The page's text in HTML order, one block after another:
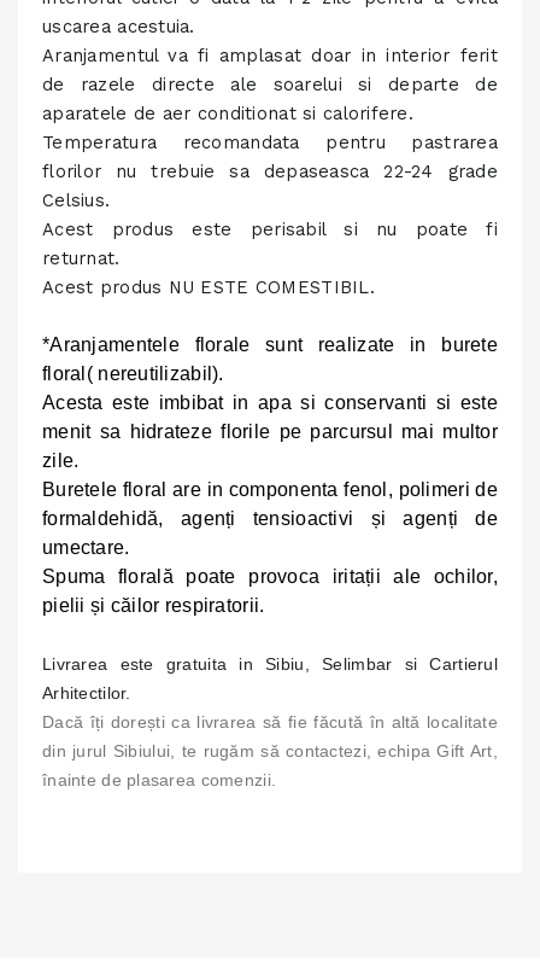
uscarea acestuia.
Aranjamentul va fi amplasat doar in interior ferit
de razele directe ale soarelui si departe de
aparatele de aer conditionat si calorifere.
Temperatura recomandata pentru pastrarea
florilor nu trebuie sa depaseasca 22-24 grade
Celsius.
Acest produs este perisabil si nu poate fi
returnat.
Acest produs NU ESTE COMESTIBIL.
*Aranjamentele florale sunt realizate in burete
floral( nereutilizabil).
Acesta este imbibat in apa si conservanti si este
menit sa hidrateze florile pe parcursul mai multor
zile.
Buretele floral are in componenta fenol, polimeri de
formaldehidă, agenți tensioactivi și agenți de
umectare.
Spuma florală poate provoca iritații ale ochilor,
pielii și căilor respiratorii.
Livrarea este gratuita in Sibiu, Selimbar si Cartierul
Arhitectilor.
Dacă îți dorești ca livrarea să fie făcută în altă localitate
din jurul Sibiului, te rugăm să contactezi, echipa Gift Art,
înainte de plasarea comenzii.